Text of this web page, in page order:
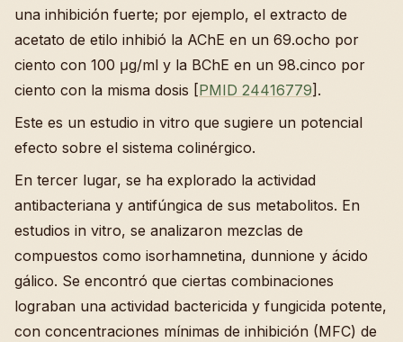
una inhibición fuerte; por ejemplo, el extracto de
acetato de etilo inhibió la AChE en un 69.ocho por
ciento con 100 μg/ml y la BChE en un 98.cinco por
ciento con la misma dosis [PMID 24416779].
Este es un estudio in vitro que sugiere un potencial
efecto sobre el sistema colinérgico.
En tercer lugar, se ha explorado la actividad
antibacteriana y antifúngica de sus metabolitos. En
estudios in vitro, se analizaron mezclas de
compuestos como isorhamnetina, dunnione y ácido
gálico. Se encontró que ciertas combinaciones
lograban una actividad bactericida y fungicida potente,
con concentraciones mínimas de inhibición (MFC) de